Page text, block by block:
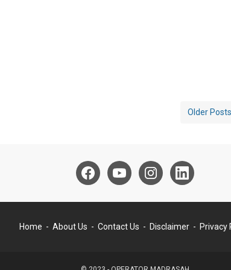
Older Posts
Home About Us Contact Us Disclaimer Privacy